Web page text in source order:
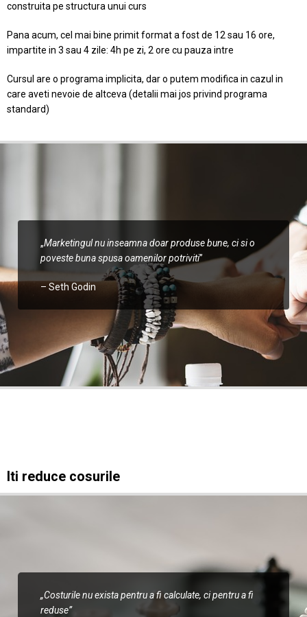
construita pe structura unui curs
Pana acum, cel mai bine primit format a fost de 12 sau 16 ore,
impartite in 3 sau 4 zile: 4h pe zi, 2 ore cu pauza intre
Cursul are o programa implicita, dar o putem modifica in cazul in
care aveti nevoie de altceva (detalii mai jos privind programa
standard)
„Marketingul nu inseamna doar produse bune, ci si o
poveste buna spusa oamenilor potriviti”
– Seth Godin
Iti reduce cosurile
„Costurile nu exista pentru a fi calculate, ci pentru a fi
reduse”